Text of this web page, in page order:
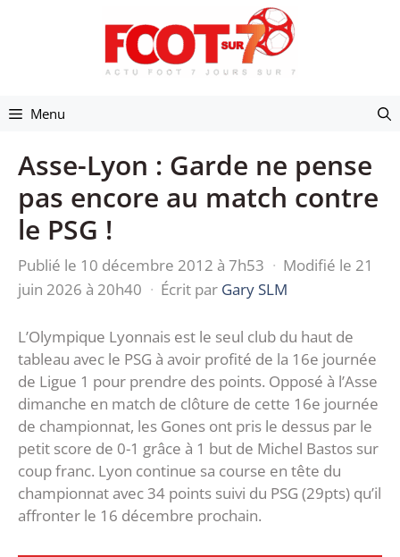
Menu
Asse-Lyon : Garde ne pense
pas encore au match contre
le PSG !
Publié le 10 décembre 2012 à 7h53 · Modifié le 21
juin 2026 à 20h40 · Écrit par Gary SLM
L’Olympique Lyonnais est le seul club du haut de
tableau avec le PSG à avoir profité de la 16e journée
de Ligue 1 pour prendre des points. Opposé à l’Asse
dimanche en match de clôture de cette 16e journée
de championnat, les Gones ont pris le dessus par le
petit score de 0-1 grâce à 1 but de Michel Bastos sur
coup franc. Lyon continue sa course en tête du
championnat avec 34 points suivi du PSG (29pts) qu’il
affronter le 16 décembre prochain.